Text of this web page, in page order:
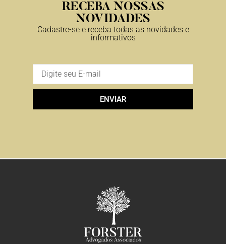
RECEBA NOSSAS
NOVIDADES
Cadastre-se e receba todas as novidades e
informativos
ENVIAR